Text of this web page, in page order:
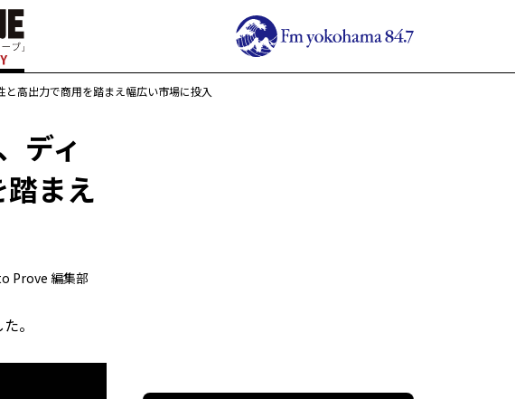
高出力で商用を踏まえ幅広い市場に投入
ディ
まえ
Prove 編集部
。